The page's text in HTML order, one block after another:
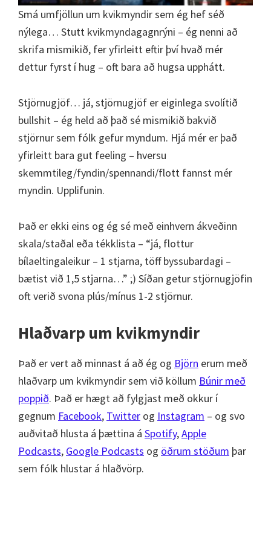
Smá umfjöllun um kvikmyndir sem ég hef séð
nýlega… Stutt kvikmyndagagnrýni – ég nenni að
skrifa mismikið, fer yfirleitt eftir því hvað mér
dettur fyrst í hug – oft bara að hugsa upphátt.
Stjörnugjöf… já, stjörnugjöf er eiginlega svolítið
bullshit – ég held að það sé mismikið bakvið
stjörnur sem fólk gefur myndum. Hjá mér er það
yfirleitt bara gut feeling – hversu
skemmtileg/fyndin/spennandi/flott fannst mér
myndin. Upplifunin.
Það er ekki eins og ég sé með einhvern ákveðinn
skala/staðal eða tékklista – “já, flottur
bílaeltingaleikur – 1 stjarna, töff byssubardagi –
bætist við 1,5 stjarna…” ;) Síðan getur stjörnugjöfin
oft verið svona plús/mínus 1-2 stjörnur.
Hlaðvarp um kvikmyndir
Það er vert að minnast á að ég og Björn erum með
hlaðvarp um kvikmyndir sem við köllum Búnir með
poppið. Það er hægt að fylgjast með okkur í
gegnum Facebook, Twitter og Instagram – og svo
auðvitað hlusta á þættina á Spotify,Apple
Podcasts, Google Podcasts og öðrum stöðum þar
sem fólk hlustar á hlaðvörp.